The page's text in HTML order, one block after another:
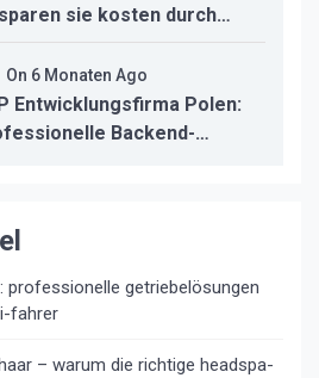
sie kosten durch
instandsetzung
On 6 Monaten Ago
Entwicklungsfirma Polen:
Backend-
professionelle getriebelösungen
fahrer
– warum die richtige headspa-